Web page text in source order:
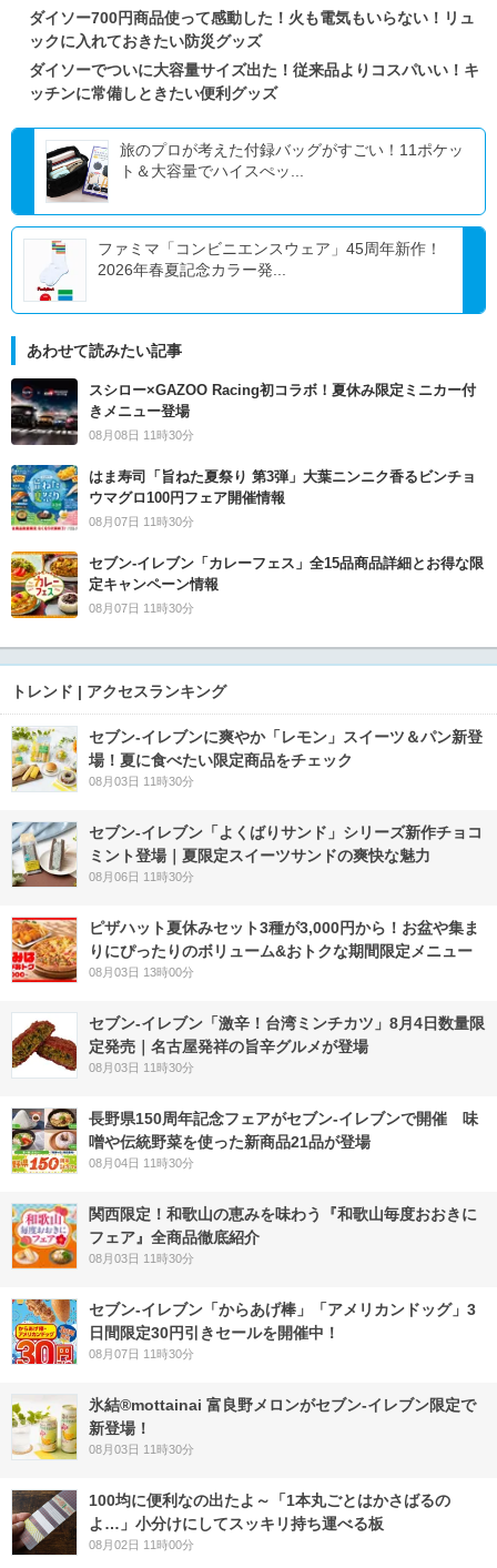
ダイソー700円商品使って感動した！火も電気もいらない！リュ
ックに入れておきたい防災グッズ
ダイソーでついに大容量サイズ出た！従来品よりコスパいい！キ
ッチンに常備しときたい便利グッズ
旅のプロが考えた付録バッグがすごい！11ポケッ
ト＆大容量でハイスぺッ...
ファミマ「コンビニエンスウェア」45周年新作！
2026年春夏記念カラー発...
あわせて読みたい記事
スシロー×GAZOO Racing初コラボ！夏休み限定ミニカー付
きメニュー登場
08月08日 11時30分
はま寿司「旨ねた夏祭り 第3弾」大葉ニンニク香るビンチョ
ウマグロ100円フェア開催情報
08月07日 11時30分
セブン‐イレブン「カレーフェス」全15品商品詳細とお得な限
定キャンペーン情報
08月07日 11時30分
トレンド | アクセスランキング
セブン‐イレブンに爽やか「レモン」スイーツ＆パン新登
場！夏に食べたい限定商品をチェック
08月03日 11時30分
セブン‐イレブン「よくばりサンド」シリーズ新作チョコ
ミント登場｜夏限定スイーツサンドの爽快な魅力
08月06日 11時30分
ピザハット夏休みセット3種が3,000円から！お盆や集ま
りにぴったりのボリューム&おトクな期間限定メニュー
08月03日 13時00分
セブン-イレブン「激辛！台湾ミンチカツ」8月4日数量限
定発売｜名古屋発祥の旨辛グルメが登場
08月03日 11時30分
長野県150周年記念フェアがセブン-イレブンで開催 味
噌や伝統野菜を使った新商品21品が登場
08月04日 11時30分
関西限定！和歌山の恵みを味わう『和歌山毎度おおきに
フェア』全商品徹底紹介
08月03日 11時30分
セブン‐イレブン「からあげ棒」「アメリカンドッグ」3
日間限定30円引きセールを開催中！
08月07日 11時30分
氷結®mottainai 富良野メロンがセブン‐イレブン限定で
新登場！
08月03日 11時30分
100均に便利なの出たよ～「1本丸ごとはかさばるの
よ…」小分けにしてスッキリ持ち運べる板
08月02日 11時00分